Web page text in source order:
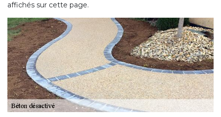
affichés sur cette page.